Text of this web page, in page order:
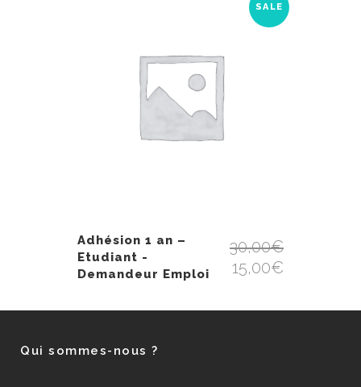
SALE
Adhésion 1 an –
Etudiant -
Demandeur Emploi
30,00€
15,00€
Qui sommes-nous ?